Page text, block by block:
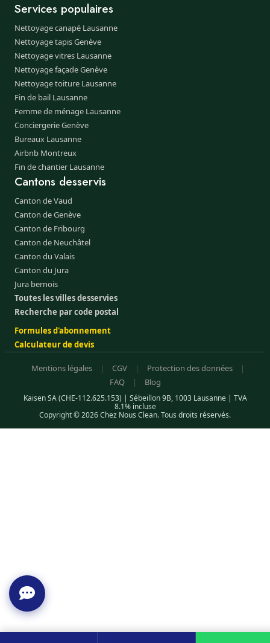
Services populaires
Nettoyage canapé Lausanne
Nettoyage tapis Genève
Nettoyage vitres Lausanne
Nettoyage façade Genève
Nettoyage toiture Lausanne
Fin de bail Lausanne
Femme de ménage Lausanne
Conciergerie Genève
Bureaux Lausanne
Airbnb Montreux
Fin de chantier Lausanne
Cantons desservis
Canton de Vaud
Canton de Genève
Canton de Fribourg
Canton de Neuchâtel
Canton du Valais
Canton du Jura
Jura bernois
Toutes les villes desservies
Recherche par code postal
Formules d'abonnement
Calculateur de devis
Mentions légales | CGV | Protection des données
|
FAQ
| Blog
Kaisen SA (CHE-112.625.153) | Sébeillon 9B, 1003 Lausanne | TVA
8.1% incluse
Copyright © 2026 Chez Nous Clean. Tous droits réservés.